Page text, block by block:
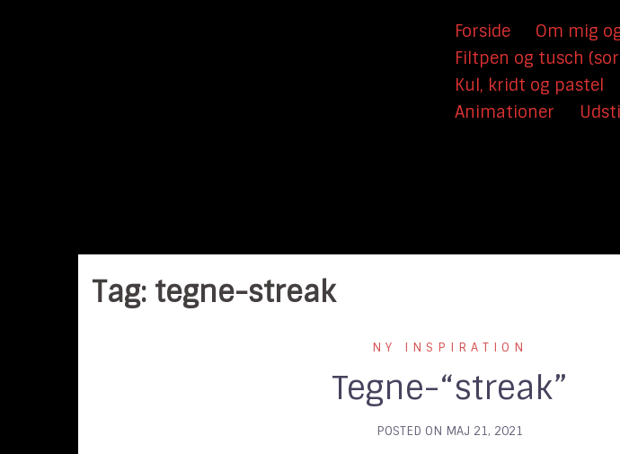
Forside Om mig
Filtpen og tusch
Kul, kridt og pastel
Animationer
Tag: tegne-streak
NY INSPIRATION
Tegne-“streak”
POSTED ON MAJ 21, 2021